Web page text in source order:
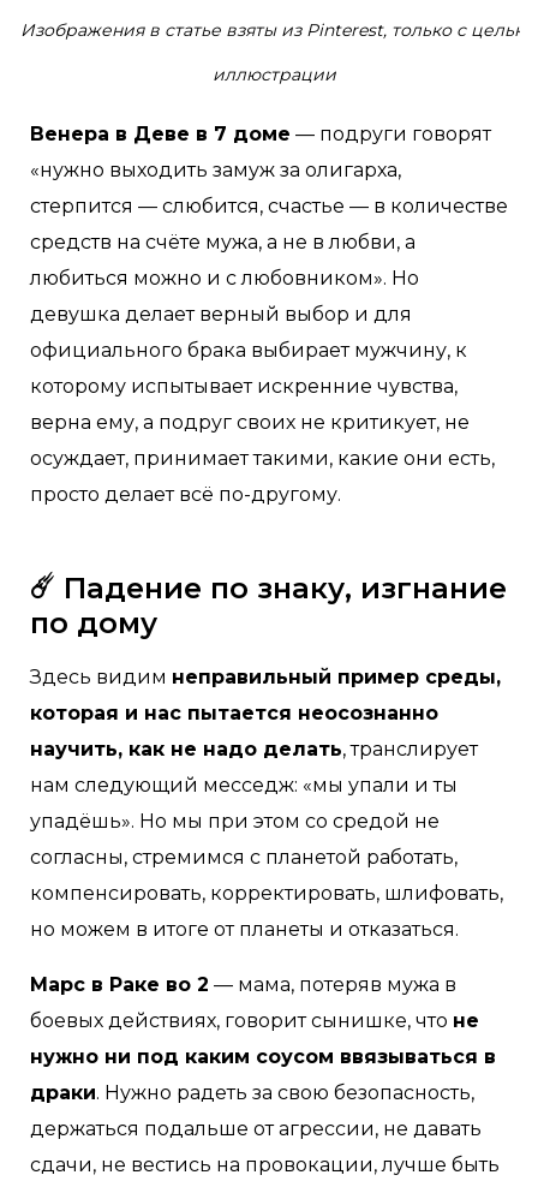
Изображения в статье взяты из Pinterest, только с целью
иллюстрации
Венера в Деве в 7 доме — подруги говорят
«нужно выходить замуж за олигарха,
стерпится — слюбится, счастье — в количестве
средств на счёте мужа, а не в любви, а
любиться можно и с любовником». Но
девушка делает верный выбор и для
официального брака выбирает мужчину, к
которому испытывает искренние чувства,
верна ему, а подруг своих не критикует, не
осуждает, принимает такими, какие они есть,
просто делает всё по-другому.
☄️ Падение по знаку, изгнание
по дому
Здесь видим неправильный пример среды,
которая и нас пытается неосознанно
научить, как не надо делать, транслирует
нам следующий месседж: «мы упали и ты
упадёшь». Но мы при этом со средой не
согласны, стремимся с планетой работать,
компенсировать, корректировать, шлифовать,
но можем в итоге от планеты и отказаться.
Марс в Раке во 2 — мама, потеряв мужа в
боевых дейcтвиях, говорит сынишке, что не
нужно ни под каким соусом ввязываться в
драки. Нужно радеть за свою безопасность,
держаться подальше от агрессии, не давать
сдачи, не вестись на провокации, лучше быть